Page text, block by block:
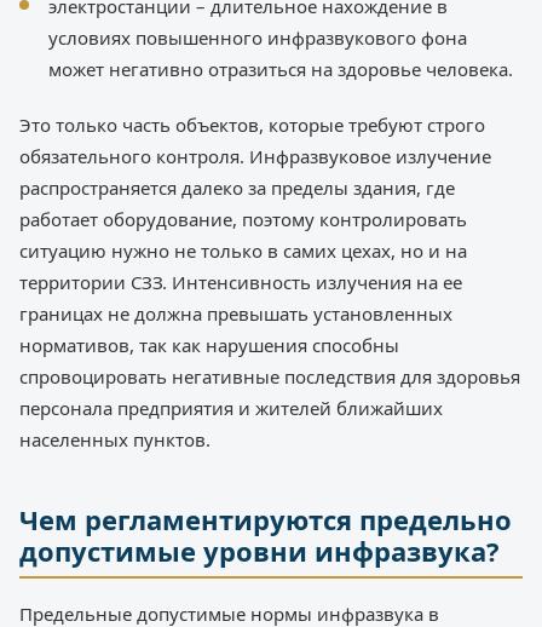
электростанции – длительное нахождение в
условиях повышенного инфразвукового фона
может негативно отразиться на здоровье человека.
Это только часть объектов, которые требуют строго
обязательного контроля. Инфразвуковое излучение
распространяется далеко за пределы здания, где
работает оборудование, поэтому контролировать
ситуацию нужно не только в самих цехах, но и на
территории СЗЗ. Интенсивность излучения на ее
границах не должна превышать установленных
нормативов, так как нарушения способны
спровоцировать негативные последствия для здоровья
персонала предприятия и жителей ближайших
населенных пунктов.
Чем регламентируются предельно
допустимые уровни инфразвука?
Предельные допустимые нормы инфразвука в